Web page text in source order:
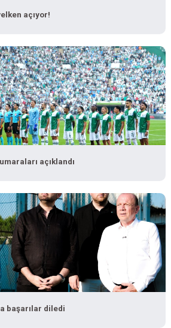
açıyor!
açıklandı
başarılar diledi